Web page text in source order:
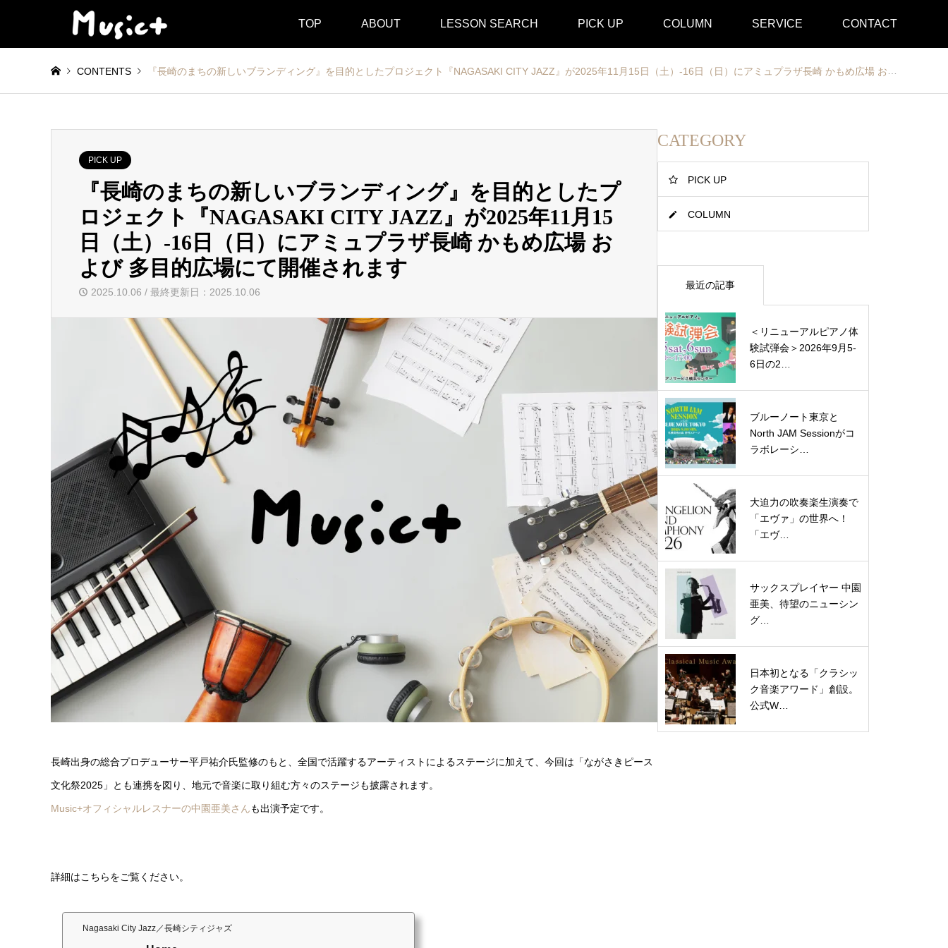
TOP ABOUT LESSON SEARCH PICK UP COLUMN SERVICE CONTACT
CONTENTS 『長崎のまちの新しいブランディング』を目的としたプロジェクト『NAGASAKI CITY JAZZ』が2025年11月15日（土）-16日（日）にアミュプラザ長崎 かもめ広場 および 多目的広場にて開催されます
PICK UP
『長崎のまちの新しいブランディング』を目的としたプ
ロジェクト『NAGASAKI CITY JAZZ』が2025年11月15
日（土）-16日（日）にアミュプラザ長崎 かもめ広場 お
よび 多目的広場にて開催されます
2025.10.06 / 最終更新日：2025.10.06
長崎出身の総合プロデューサー平戸祐介氏監修のもと、全国で活躍するアーティストによるステージに加えて、今回は「ながさきピース
文化祭2025」とも連携を図り、地元で音楽に取り組む方々のステージも披露されます。
Music+オフィシャルレスナーの中園亜美さんも出演予定です。
詳細はこちらをご覧ください。
Nagasaki City Jazz／長崎シティジャズ
CATEGORY
PICK UP
COLUMN
最近の記事
＜リニューアルピアノ体
験試弾会＞2026年9月5-
6日の2…
ブルーノート東京と
North JAM Sessionがコ
ラボレーシ…
大迫力の吹奏楽生演奏で
「エヴァ」の世界へ！
「エヴ…
サックスプレイヤー 中園
亜美、待望のニューシン
グ…
日本初となる「クラシッ
ク音楽アワード」創設。
公式W…